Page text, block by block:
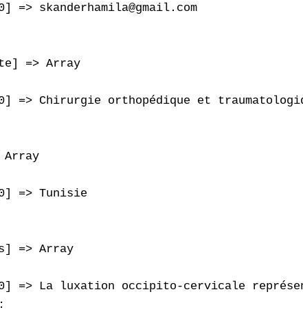
=> skanderhamila@gmail.com
=> Array
=> Chirurgie orthopédique et
Array
=> Tunisie
=> Array
=> La luxation occipito-cervicale